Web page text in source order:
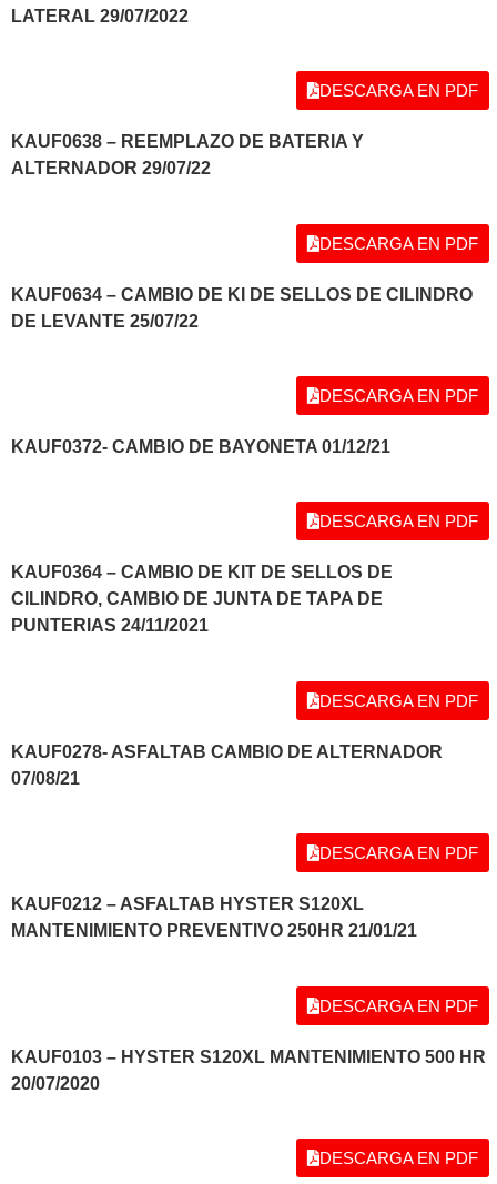
LATERAL 29/07/2022
DESCARGA EN PDF
KAUF0638 – REEMPLAZO DE BATERIA Y
ALTERNADOR 29/07/22
DESCARGA EN PDF
KAUF0634 – CAMBIO DE KI DE SELLOS DE CILINDRO
DE LEVANTE 25/07/22
DESCARGA EN PDF
KAUF0372- CAMBIO DE BAYONETA 01/12/21
DESCARGA EN PDF
KAUF0364 – CAMBIO DE KIT DE SELLOS DE
CILINDRO, CAMBIO DE JUNTA DE TAPA DE
PUNTERIAS 24/11/2021
DESCARGA EN PDF
KAUF0278- ASFALTAB CAMBIO DE ALTERNADOR
07/08/21
DESCARGA EN PDF
KAUF0212 – ASFALTAB HYSTER S120XL
MANTENIMIENTO PREVENTIVO 250HR 21/01/21
DESCARGA EN PDF
KAUF0103 – HYSTER S120XL MANTENIMIENTO 500 HR
20/07/2020
DESCARGA EN PDF